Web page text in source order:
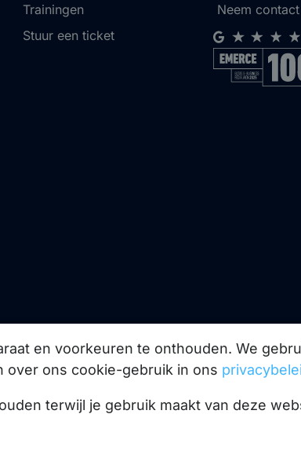
Trainingen
Stuur een ticket
Neem
en voorkeuren te onthouden. We
over ons cookie-gebruik in ons
terwijl je gebruik maakt van deze